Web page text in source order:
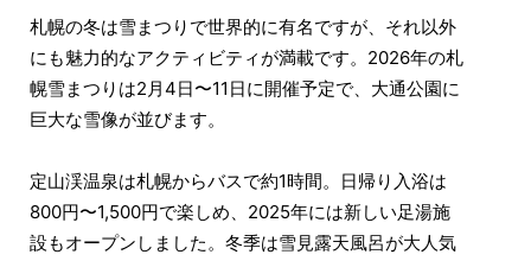
札幌の冬は雪まつりで世界的に有名ですが、それ以外
にも魅力的なアクティビティが満載です。2026年の札
幌雪まつりは2月4日〜11日に開催予定で、大通公園に
巨大な雪像が並びます。
定山渓温泉は札幌からバスで約1時間。日帰り入浴は
800円〜1,500円で楽しめ、2025年には新しい足湯施
設もオープンしました。冬季は雪見露天風呂が大人気